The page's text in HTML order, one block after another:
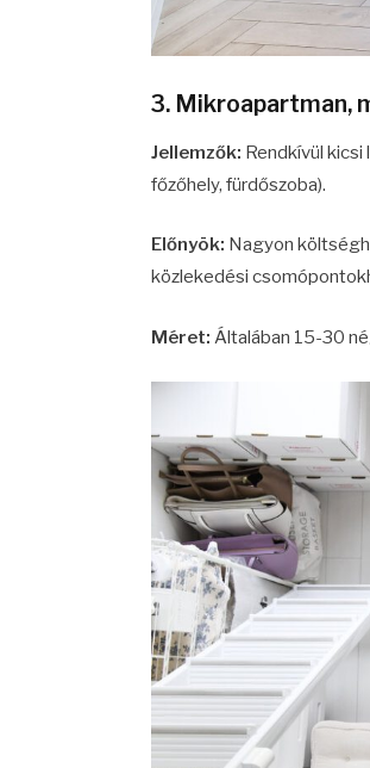
3. Mikroapartman,
Jellemzők: Rendkívül
főzőhely, fürdőszoba).
Előnyök: Nagyon
közlekedési
Méret: Általában 15-30